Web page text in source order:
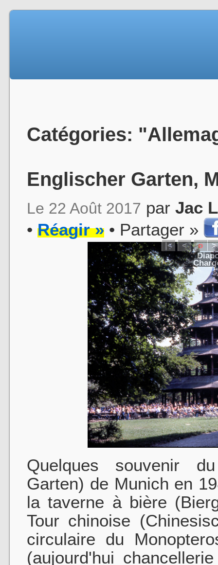
Catégories:
Englischer Garten,
Le 22 Août 2017 par Jac
• Réagir » • Partager »
|< < o
>
Quelques souvenir
Garten) de Munich en
la taverne à bière
Tour chinoise
circulaire du
(aujourd'hui